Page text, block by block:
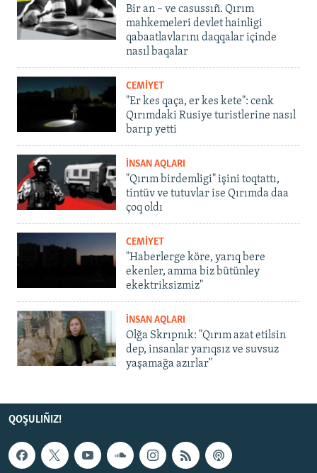
Bir an – ve casussıñ. Qırım
mahkemeleri devlet hainligi
qabaatlavlarını daqqalar içinde
nasıl baqalar
CEMİYET
"Er kes qaça, er kes kete": cenk
Qırımdaki Rusiye turistlerine nasıl
barıp yetti
İNSAN AQLARI
"Qırım birdemligi" işini toqtattı,
tintüv ve tutuvlar ise Qırımda daa
çoq oldı
CEMİYET
"Haberlerge köre, yarıq bere
ekenler, amma biz bütünley
ekektriksizmiz"
İNSAN AQLARI
Olğa Skrıpnık: "Qırım azat etilsin
dep, insanlar yarıqsız ve suvsuz
yaşamağa azırlar"
QOŞULIÑIZ!